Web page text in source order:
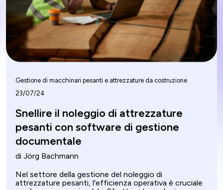
Gestione di macchinari pesanti e attrezzature da costruzione
23/07/24
Snellire il noleggio di attrezzature
pesanti con software di gestione
documentale
di Jörg Bachmann
Nel settore della gestione del noleggio di
attrezzature pesanti, l'efficienza operativa è cruciale